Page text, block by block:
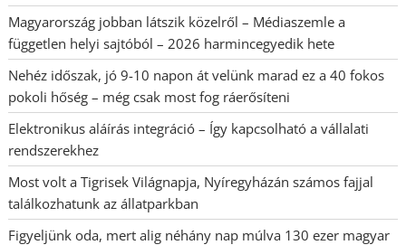
Magyarország jobban látszik közelről – Médiaszemle a
független helyi sajtóból – 2026 harmincegyedik hete
Nehéz időszak, jó 9-10 napon át velünk marad ez a 40 fokos
pokoli hőség – még csak most fog ráerősíteni
Elektronikus aláírás integráció – Így kapcsolható a vállalati
rendszerekhez
Most volt a Tigrisek Világnapja, Nyíregyházán számos fajjal
találkozhatunk az állatparkban
Figyeljünk oda, mert alig néhány nap múlva 130 ezer magyar